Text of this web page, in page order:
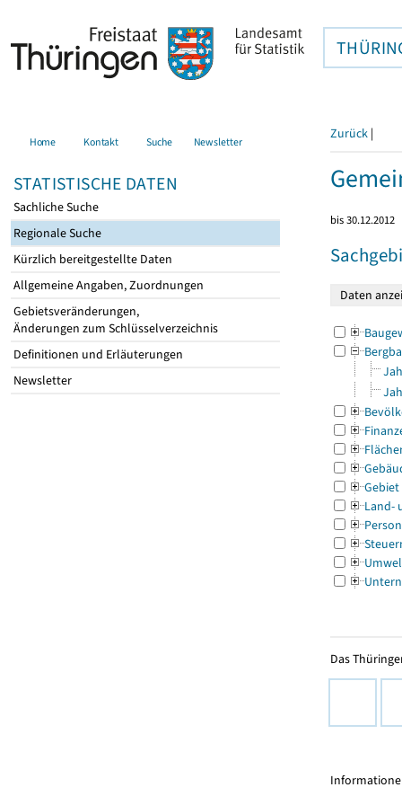
Home Kontakt Suche Newsletter
STATISTISCHE DATEN
Sachliche Suche
Regionale Suche
Kürzlich bereitgestellte Daten
Allgemeine Angaben, Zuordnungen
Gebietsveränderungen,
Änderungen zum Schlüsselverzeichnis
Definitionen und Erläuterungen
Newsletter
Zurück |
bis 30.12.2012
Gebiet
Land-
Das